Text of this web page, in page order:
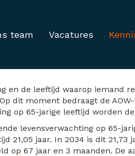
team Vacatures
67 jaar
en de leeftijd waarop iemand
dit moment bedraagt de
op 65-jarige leeftijd worden
levensverwachting op 65-
21,05 jaar. In 2034 is dit 21,73
op 67 jaar en 3 maanden. De